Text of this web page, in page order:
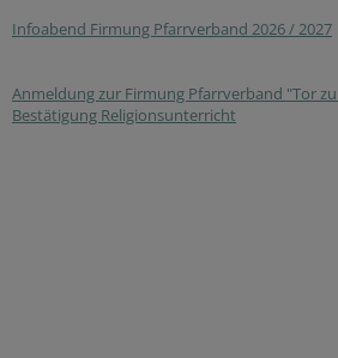
Infoabend Firmung Pfarrverband 2026 / 2027
Anmeldung zur Firmung Pfarrverband "Tor
Bestätigung Religionsunterricht